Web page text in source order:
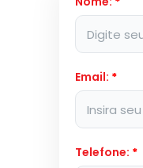
Email: *
Telefone: *